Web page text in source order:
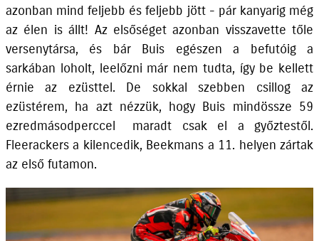
azonban mind feljebb és feljebb jött - pár kanyarig még
az élen is állt! Az elsőséget azonban visszavette tőle
versenytársa, és bár Buis egészen a befutóig a
sarkában loholt, leelőzni már nem tudta, így be kellett
érnie az ezüsttel. De sokkal szebben csillog az
ezüstérem, ha azt nézzük, hogy Buis mindössze 59
ezredmásodperccel maradt csak el a győztestől.
Fleerackers a kilencedik, Beekmans a 11. helyen zártak
az első futamon.